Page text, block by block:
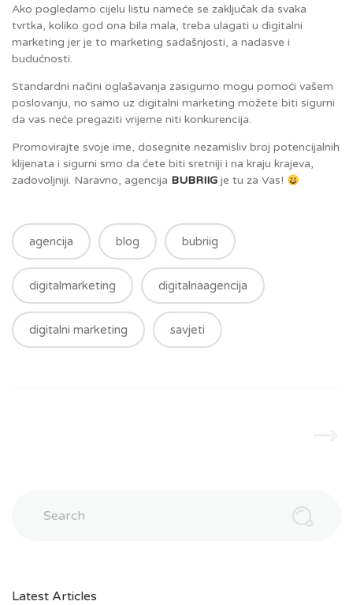
Ako pogledamo cijelu listu nameće se zaključak da svaka
tvrtka, koliko god ona bila mala, treba ulagati u digitalni
marketing jer je to marketing sadašnjosti, a nadasve i
budućnosti.
Standardni načini oglašavanja zasigurno mogu pomoći vašem
poslovanju, no samo uz digitalni marketing možete biti sigurni
da vas neće pregaziti vrijeme niti konkurencija.
Promovirajte svoje ime, dosegnite nezamisliv broj potencijalnih
klijenata i sigurni smo da ćete biti sretniji i na kraju krajeva,
zadovoljniji. Naravno, agencija BUBRIIG je tu za Vas!
agencija blog bubriig
digitalmarketing digitalnaagencija
digitalni marketing savjeti
Latest Articles